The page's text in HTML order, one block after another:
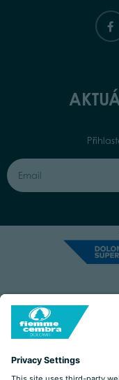
Capitale Sociale:
COOKIES IMPRINT